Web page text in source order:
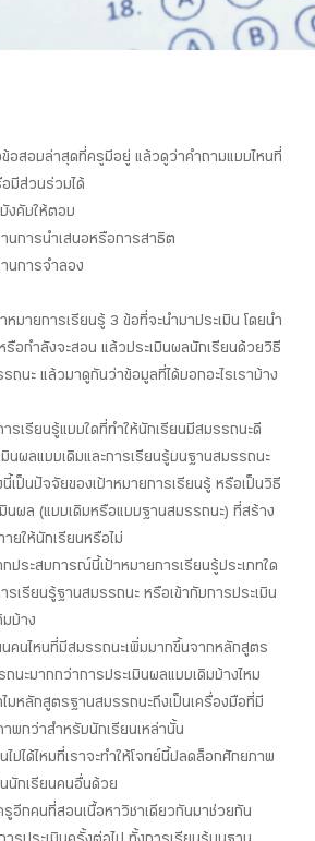
ข้อสอบล่าสุดที่ครูมีอยู่ แล้วดูว่าคำถามแบบไหนที่
มีส่วนร่วมได้
งคับให้ตอบ
นการนำเสนอหรือการสาธิต
นการจำลอง
หมายการเรียนรู้ 3 ข้อที่จะนำมาประเมิน โดยนำ
รือกำลังจะสอน แล้วประเมินผลนักเรียนด้วยวิธี
ถนะ แล้วมาดูกันว่าข้อมูลที่ได้บอกอะไรเราบ้าง
ารเรียนรู้แบบใดที่ทำให้นักเรียนมีสมรรถนะดี
นผลแบบเดิมและการเรียนรู้บนฐานสมรรถนะ
นี้เป็นปัจจัยของเป้าหมายการเรียนรู้ หรือเป็นวิธี
มินผล (แบบเดิมหรือแบบฐานสมรรถนะ) ที่สร้าง
ยให้นักเรียนหรือไม่
กประสบการณ์นี้เป้าหมายการเรียนรู้ประเภทใด
รเรียนรู้ฐานสมรรถนะ หรือเข้ากับการประเมิน
มบ้าง
ยนคนไหนที่มีสมรรถนะเพิ่มมากขึ้นจากหลักสูตร
ถนะมากกว่าการประเมินผลแบบเดิมบ้างไหม
ไมหลักสูตรฐานสมรรถนะถึงเป็นเครื่องมือที่มี
าพกว่าสำหรับนักเรียนเหล่านั้น
นไปได้ไหมที่เราจะทำให้โจทย์นี้ปลดล็อกศักยภาพ
นนักเรียนคนอื่นด้วย
รูอีกคนที่สอนเนื้อหาวิชาเดียวกันมาช่วยกัน